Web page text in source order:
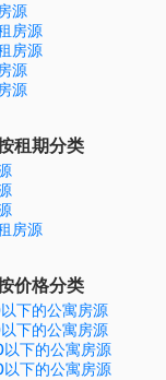
源
房源
房源
源
源
租期分类
房源
价格分类
下的公寓房源
下的公寓房源
下的公寓房源
下的公寓房源